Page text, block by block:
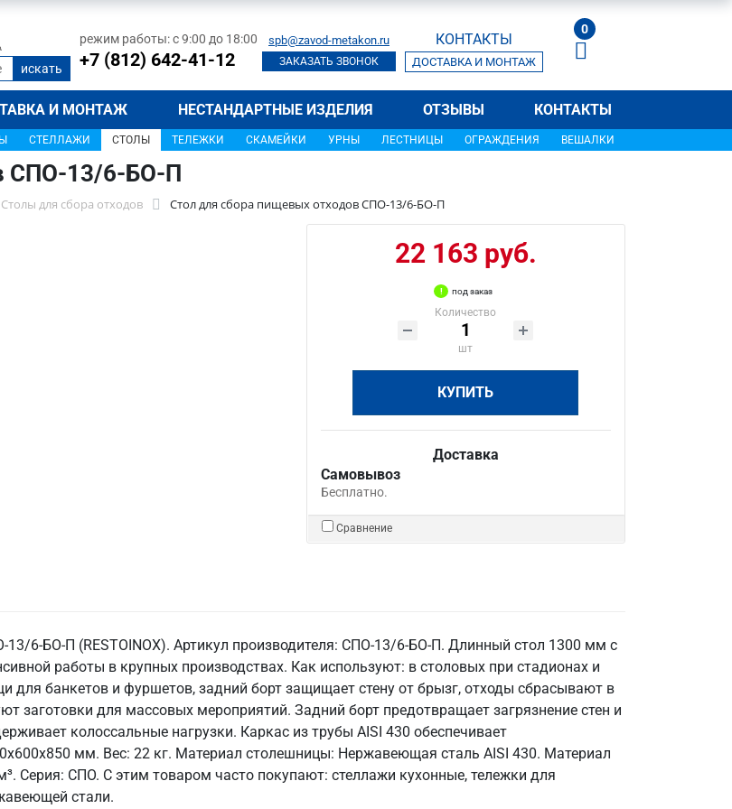
режим работы: с 9:00 до 18:00
+7 (812) 642-41-12
spb@zavod-metakon.ru
ЗАКАЗАТЬ ЗВОНОК
КОНТАКТЫ
ДОСТАВКА И МОНТАЖ
0
И МОНТАЖ НЕСТАНДАРТНЫЕ ИЗДЕЛИЯ ОТЗЫВЫ КОНТАКТЫ
СТЕЛЛАЖИ СТОЛЫ ТЕЛЕЖКИ СКАМЕЙКИ УРНЫ ЛЕСТНИЦЫ ОГРАЖДЕНИЯ ВЕШАЛКИ
СПО-13/6-БО-П
Столы для сбора отходов Стол для сбора пищевых отходов СПО-13/6-БО-П
22 163 руб.
под заказ
Количество
шт
КУПИТЬ
Доставка
Самовывоз
Бесплатно.
Сравнение
6-БО-П (RESTOINOX). Артикул производителя: СПО-13/6-БО-П. Длинный стол 1300 мм с
работы в крупных производствах. Как используют: в столовых при стадионах и
для банкетов и фуршетов, задний борт защищает стену от брызг, отходы сбрасывают в
заготовки для массовых мероприятий. Задний борт предотвращает загрязнение стен и
колоссальные нагрузки. Каркас из трубы AISI 430 обеспечивает
мм. Вес: 22 кг. Материал столешницы: Нержавеющая сталь AISI 430. Материал
Серия: СПО. С этим товаром часто покупают: стеллажи кухонные, тележки для
стали.